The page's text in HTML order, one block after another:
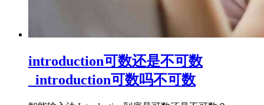
introduction可数还是不可数
_introduction可数吗不可数